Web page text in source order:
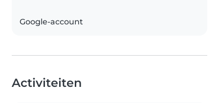
Google-account
Activiteiten